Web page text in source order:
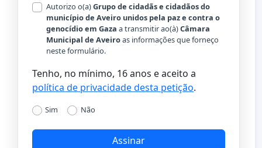
Autorizo o(a) ​​Grupo de cidadãs e cidadãos do
município de Aveiro unidos pela paz e contra o
genocídio em Gaza a transmitir ao(à)Câmara
Municipal de Aveiroas informações que forneço
neste formulário.
Tenho, no mínimo, 16 anos e aceito a
política de privacidade desta petição.
Sim Não
Assinar